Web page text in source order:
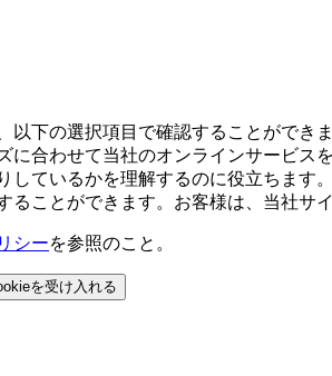
以下の選択項目で確認することがで
に合わせて当社のオンラインサービ
しているかを理解するのに役立ちます
ることができます。お客様は、当社サ
シーを参照のこと。
を受け入れる